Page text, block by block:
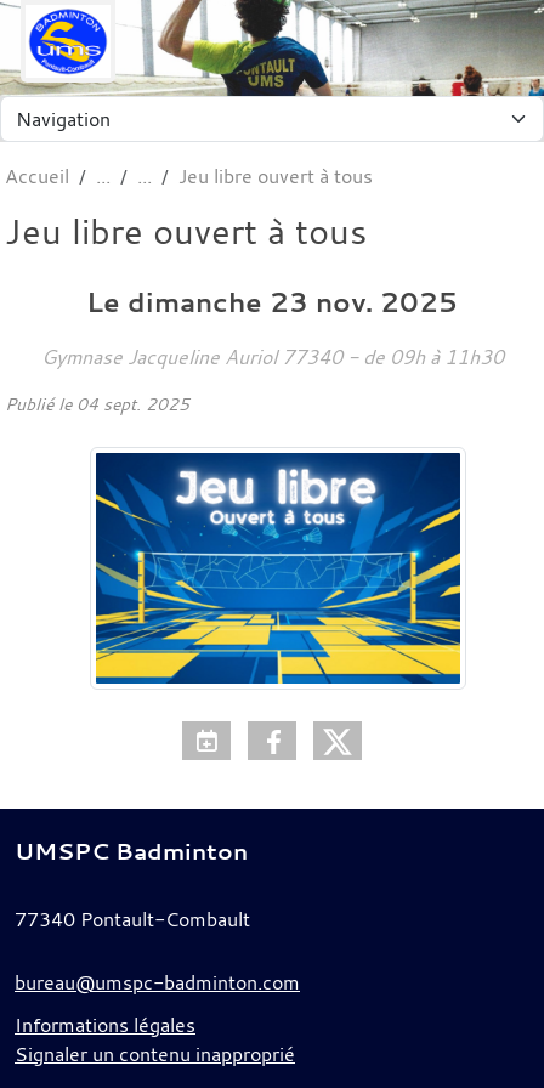
Accueil Jeu libre ouvert à tous
Jeu libre ouvert à tous
Le dimanche 23 nov. 2025
Gymnase Jacqueline Auriol 77340 - de 09h à 11h30
Publié le 04 sept. 2025
UMSPC Badminton
77340 Pontault-Combault
bureau@umspc-badminton.com
Informations légales
Signaler un contenu inapproprié
Panneau de gestion des cookies